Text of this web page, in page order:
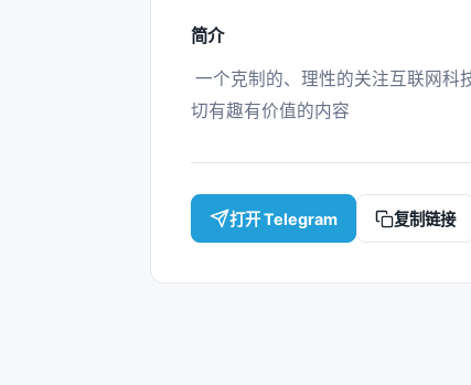
简介
切有趣有价值的内容
打开 Telegram 复制链接